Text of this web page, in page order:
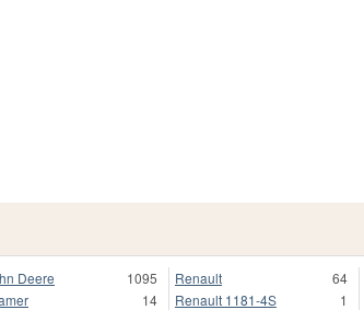
Deere
1095
14
Renault
64
Renault 1181-4S
1